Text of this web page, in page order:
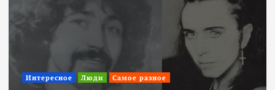
Интересное Люди Самое разное